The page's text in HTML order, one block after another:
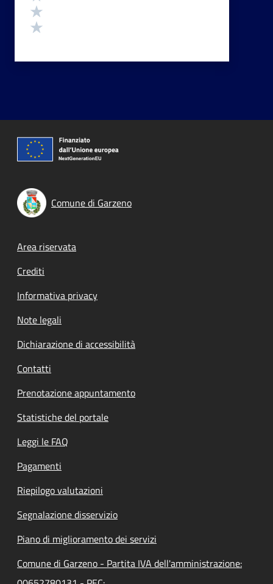
Comune di Garzeno
Footer menu
Area riservata
Crediti
Informativa privacy
Note legali
Dichiarazione di accessibilità
Contatti
Prenotazione appuntamento
Statistiche del portale
Leggi le FAQ
Pagamenti
Riepilogo valutazioni
Segnalazione disservizio
Piano di miglioramento dei servizi
Comune di Garzeno - Partita IVA dell'amministrazione: